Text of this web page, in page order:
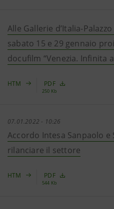
Alle Gallerie d’Italia-
sabato 15 e 29 gennaio
docufilm “Venezia. Infinita
HTM PDF
250 Kb
07.01.2022 - 10:26
Accordo Intesa Sanpaolo
rilanciare il settore
HTM PDF
544 Kb